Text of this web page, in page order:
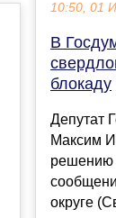
10:50, 01
В
блокаду
Депутат
Максим
решению
округе